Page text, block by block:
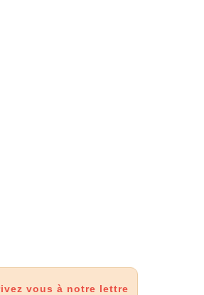
vous à notre lettre